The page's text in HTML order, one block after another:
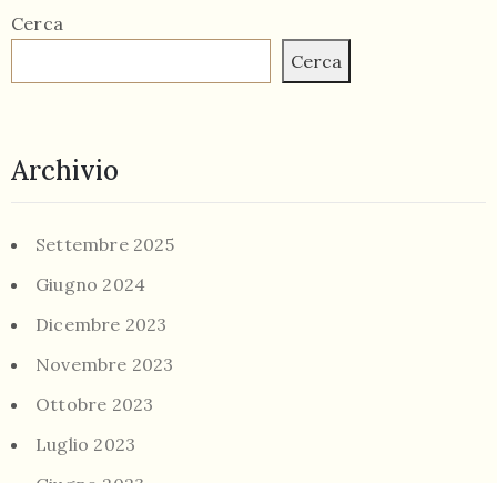
Cerca
Cerca
Archivio
Settembre 2025
Giugno 2024
Dicembre 2023
Novembre 2023
Ottobre 2023
Luglio 2023